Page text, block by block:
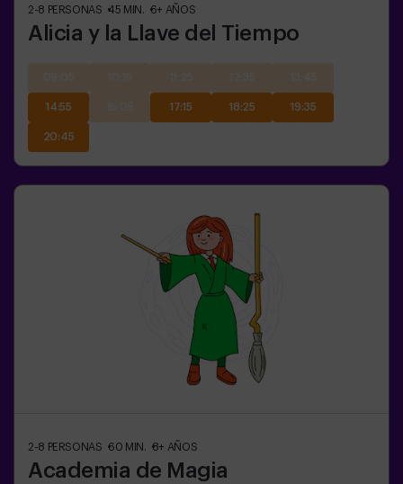
2-8 PERSONAS 45 MIN. 6+ AÑOS
Alicia y la Llave del Tiempo
14:55 17:15 18:25 19:35
20:45
2-8 PERSONAS 60 MIN. 8+ AÑOS
Academia de Magia